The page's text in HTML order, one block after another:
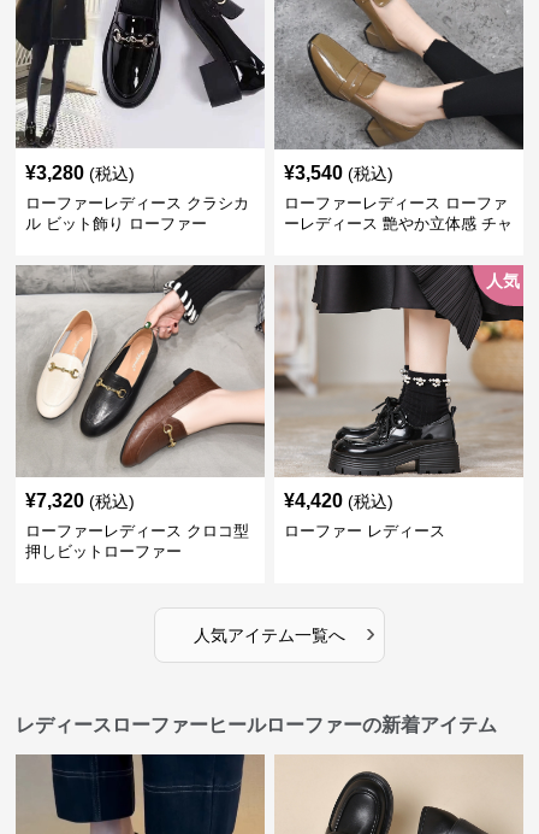
¥3,280 (税込)
ローファーレディース クラシカ
ル ビット飾り ローファー
¥3,540 (税込)
ローファーレディース ローファ
ーレディース 艶やか立体感 チャ
¥7,320 (税込)
ローファーレディース クロコ型
押しビットローファー
人気
¥4,420 (税込)
ローファー レディース
人気アイテム一覧へ ›
レディースローファーヒールローファーの新着アイテム